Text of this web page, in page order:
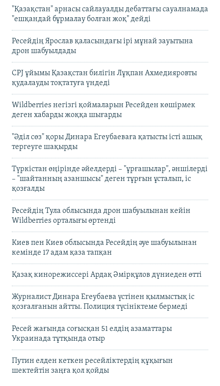
"Қазақстан" арнасы сайлауалды дебаттағы сауалнамада
"ешқандай бұрмалау болған жоқ" дейді
Ресейдің Ярослав қаласындағы ірі мұнай зауытына
дрон шабуылдады
CPJ ұйымы Қазақстан билігін Лұқпан Ахмедияровты
қудалауды тоқтатуға үндеді
Wildberries негізгі қоймаларын Ресейден көшірмек
деген хабарды жоққа шығарды
"Әділ сөз" қоры Динара Егеубаеваға қатысты істі ашық
тергеуге шақырды
Түркістан өңірінде әйелдерді – "ұрғашылар", әншілерді
– "шайтанның азаншысы" деген тұрғын ұсталып, іс
қозғалды
Ресейдің Тула облысында дрон шабуылынан кейін
Wildberries орталығы өртенді
Киев пен Киев облысында Ресейдің әуе шабуылынан
кемінде 17 адам қаза тапқан
Қазақ кинорежиссері Ардақ Әмірқұлов дүниеден өтті
Журналист Динара Егеубаева үстінен қылмыстық іс
қозғалғанын айтты. Полиция түсініктеме бермеді
Ресей жағында соғысқан 51 елдің азаматтары
Украинада тұтқында отыр
Путин елден кеткен ресейліктердің құқығын
шектейтін заңға қол қойды